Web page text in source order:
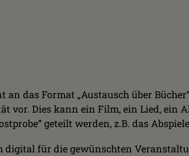
an das Format „Austausch über
vor. Dies kann ein Film, ein Lied, ein
geteilt werden, z.B. das
digital für die gewünschten